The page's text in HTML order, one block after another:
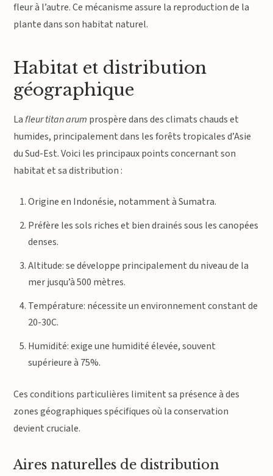
fleur à l’autre. Ce mécanisme assure la reproduction de la
plante dans son habitat naturel.
Habitat et distribution
géographique
Lafleur titan arum prospère dans des climats chauds et
humides, principalement dans les forêts tropicales d’Asie
du Sud-Est. Voici les principaux points concernant son
habitat et sa distribution :
Origine en Indonésie, notamment à Sumatra.
Préfère les sols riches et bien drainés sous les canopées
denses.
Altitude: se développe principalement du niveau de la
mer jusqu’à 500 mètres.
Température: nécessite un environnement constant de
20-30C.
Humidité: exige une humidité élevée, souvent
supérieure à 75%.
Ces conditions particulières limitent sa présence à des
zones géographiques spécifiques où la conservation
devient cruciale.
Aires naturelles de distribution